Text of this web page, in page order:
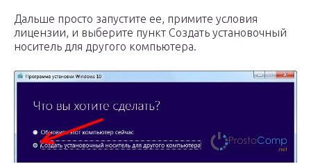
Дальше просто запустите ее, примите условия
лицензии, и выберите пункт Создать установочный
носитель для другого компьютера.